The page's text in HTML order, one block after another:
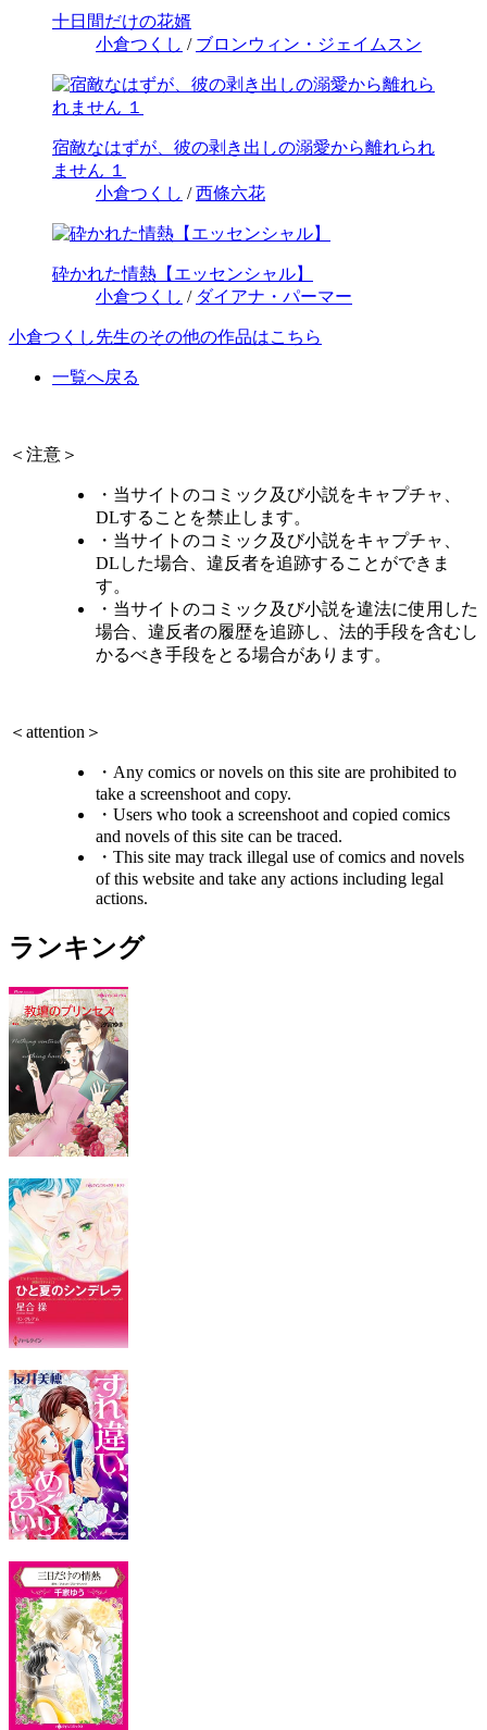
十日間だけの花婿
小倉つくし / ブロンウィン・ジェイムスン
宿敵なはずが、彼の剥き出しの溺愛から離れられ
ません １
小倉つくし /西條六花
砕かれた情熱【エッセンシャル】
小倉つくし / ダイアナ・パーマー
小倉つくし先生のその他の作品はこちら
一覧へ戻る
＜注意＞
・当サイトのコミック及び小説をキャプチャ、
DLすることを禁止します。
・当サイトのコミック及び小説をキャプチャ、
DLした場合、違反者を追跡することができま
す。
・当サイトのコミック及び小説を違法に使用した
場合、違反者の履歴を追跡し、法的手段を含むし
かるべき手段をとる場合があります。
＜attention＞
・Any comics or novels on this site are prohibited to
take a screenshoot and copy.
・Users who took a screenshoot and copied comics
and novels of this site can be traced.
・This site may track illegal use of comics and novels
of this website and take any actions including legal
actions.
ランキング